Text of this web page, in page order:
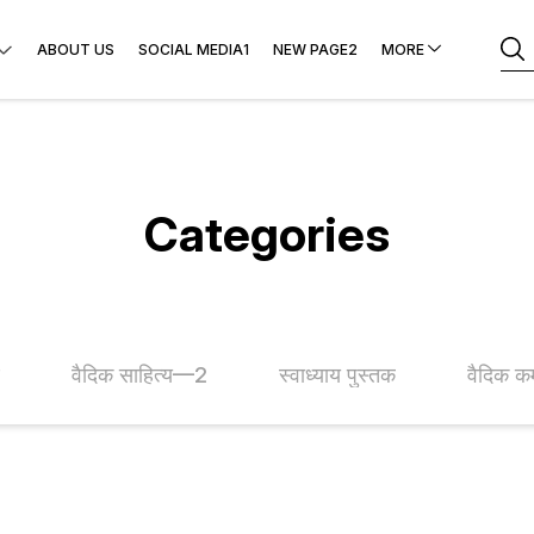
ABOUT US SOCIAL MEDIA1 NEW PAGE2 MORE
Categories
वैदिक साहित्य—2 स्वाध्याय पुस्तक वैदिक